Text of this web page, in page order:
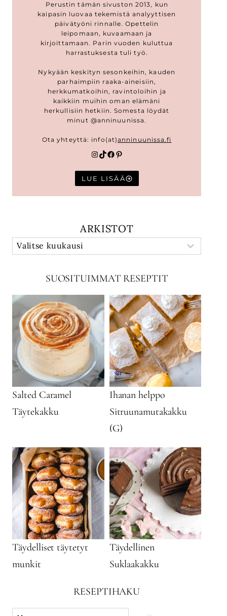
Perustin tämän sivuston 2013, kun
kaipasin luovaa tekemistä analyyttisen
päivätyöni rinnalle. Opettelin
leipomaan, kuvaamaan ja
kirjoittamaan. Parin vuoden kuluttua
harrastuksesta tuli työ.
Nykyään keskityn sesonkeihin, kauden
parhaimpiin raaka-aineisiin,
herkkumatkoihin, ravintoloihin ja
kaikkiin muihin oman elämäni
herkullisiin hetkiin. Somesta löydät
minut @anninuunissa.
Ota yhteyttä: info(at)anninuunissa.fi
Instagram
TikTok
Facebook
Pinterest
LUE LISÄÄ
ARKISTOT
SUOSITUIMMAT RESEPTIT
Salted Caramel
Täytekakku
Ihanan helppo
Sitruunamutakakku
(G)
Täydelliset täytetyt
munkit
Täydellinen
Suklaakakku
RESEPTIHAKU
Käytä